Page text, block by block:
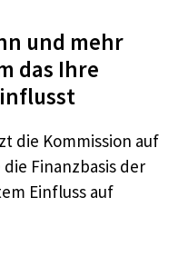
und mehr
das Ihre
die Kommission auf
Finanzbasis der
Einfluss auf